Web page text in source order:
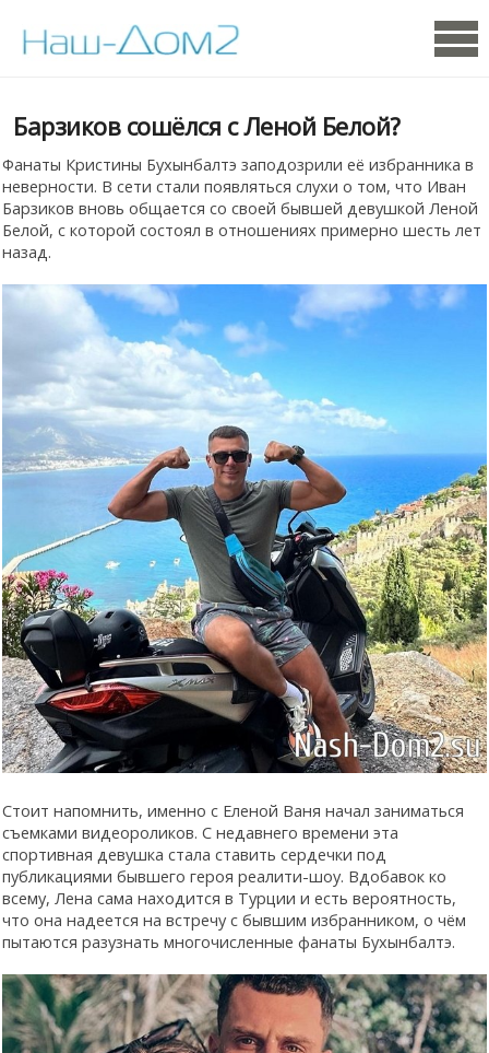
Барзиков сошёлся с Леной Белой?
Фанаты Кристины Бухынбалтэ заподозрили её избранника в
неверности. В сети стали появляться слухи о том, что Иван
Барзиков вновь общается со своей бывшей девушкой Леной
Белой, с которой состоял в отношениях примерно шесть лет
назад.
Стоит напомнить, именно с Еленой Ваня начал заниматься
съемками видеороликов. С недавнего времени эта
спортивная девушка стала ставить сердечки под
публикациями бывшего героя реалити-шоу. Вдобавок ко
всему, Лена сама находится в Турции и есть вероятность,
что она надеется на встречу с бывшим избранником, о чём
пытаются разузнать многочисленные фанаты Бухынбалтэ.